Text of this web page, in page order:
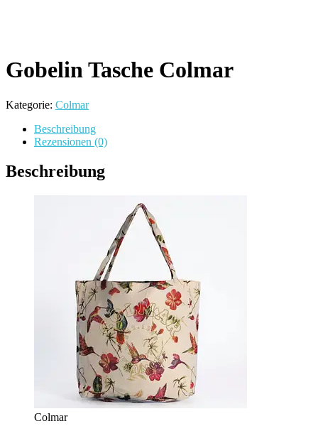
Gobelin Tasche Colmar
Kategorie: Colmar
Beschreibung
Rezensionen (0)
Beschreibung
Colmar